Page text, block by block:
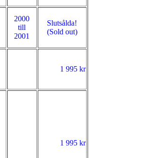
2000
till
2001
Slutsålda!
(Sold out)
1 995 kr
1 995 kr